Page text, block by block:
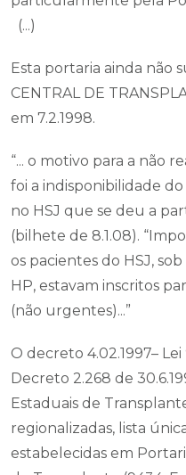
(...)
Esta portaria ainda não
CENTRAL DE
em 7.2.1998.
“... o motivo para a não
foi a indisponibilidade
no HSJ que se deu a
(bilhete de 8.1.08).
os pacientes do HSJ,
HP, estavam inscritos
(não urgentes)...”
O decreto 4.02.1997–
Decreto 2.268 de
Estaduais de
regionalizadas, lista
estabelecidas em